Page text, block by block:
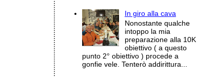
In giro alla cava
Nonostante qualche
intoppo la mia
preparazione alla 10K
obiettivo ( a questo
punto 2° obiettivo ) procede a
gonfie vele. Tenterò addirittura...